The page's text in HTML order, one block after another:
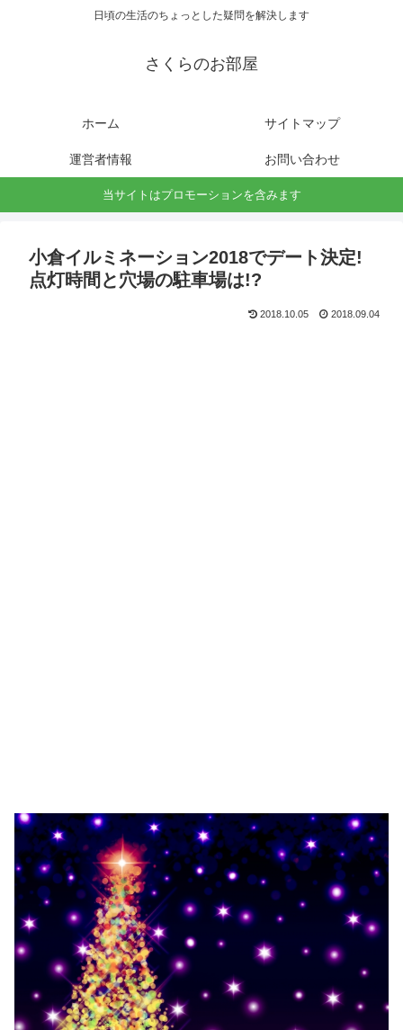
日頃の生活のちょっとした疑問を解決します
さくらのお部屋
ホーム サイトマップ
運営者情報 お問い合わせ
当サイトはプロモーションを含みます
小倉イルミネーション2018でデート決定!
点灯時間と穴場の駐車場は!?
2018.10.05 2018.09.04